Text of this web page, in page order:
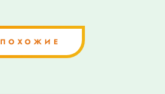
ПОХОЖИЕ